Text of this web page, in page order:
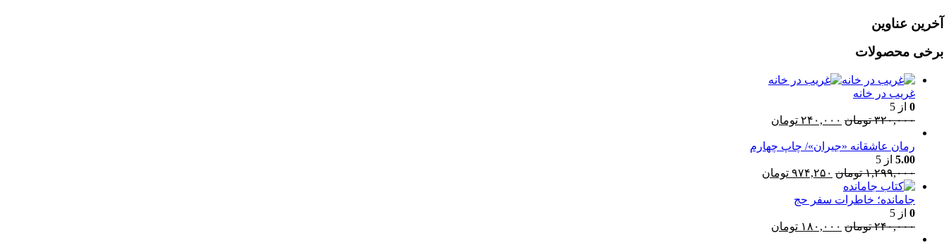
آخرین عناوین
برخی محصولات
غریب در خانه
0 از 5
۳۲۰,۰۰۰ تومان قیمت
۳۲۰,۰۰۰ تومان
۲۴۰,۰۰۰ تومان
۲۴۰,۰۰۰ تومان.
رمان عاشقانه «جیران»/ چاپ چهارم
5.00 از 5
۱,۲۹۹,۰۰۰ تومان قیمت
۹۷۴,۲۵۰ تومان
جامانده؛ خاطرات سفر حج
0 از 5
۲۴۰,۰۰۰ تومان قیمت
۱۸۰,۰۰۰ تومان